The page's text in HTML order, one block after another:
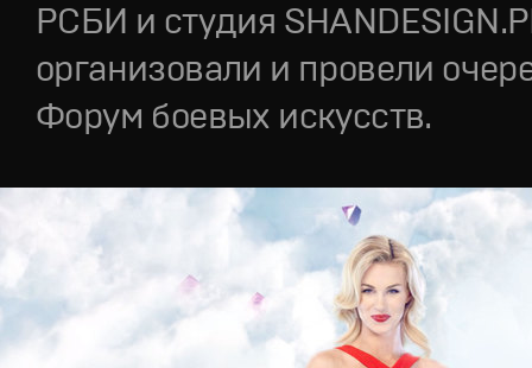
РСБИ и студия
организовали и провели
Форум боевых искусств.